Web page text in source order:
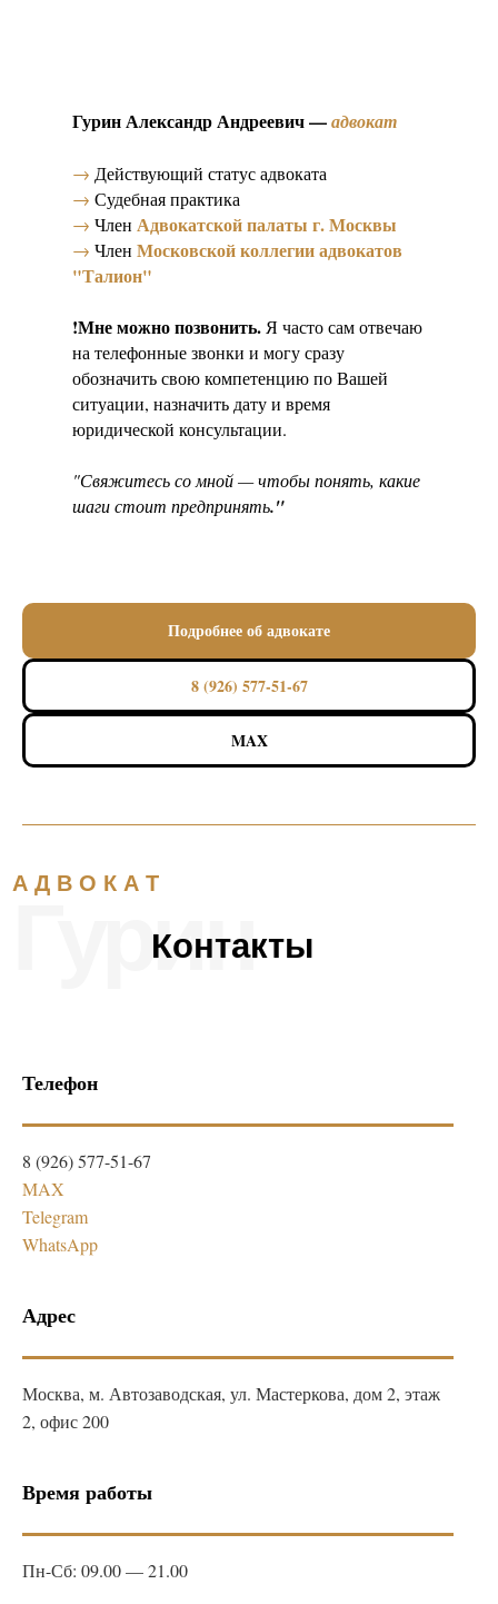
Гурин Александр Андреевич —адвокат
→ Действующий статус адвоката
→ Судебная практика
→ Член Адвокатской палаты г. Москвы
→ Член Московской коллегии адвокатов
"Талион"
!Мне можно позвонить.Я часто сам отвечаю
на телефонные звонки и могу сразу
обозначить свою компетенцию по Вашей
ситуации, назначить дату и время
юридической консультации.
"Свяжитесь со мной — чтобы понять, какие
шаги стоит предпринять."
Подробнее об адвокате
8 (926) 577-51-67
MAX
Телефон
8 (926) 577-51-67
MAX
Telegram
WhatsApp
Адрес
Москва, м. Автозаводская, ул. Мастеркова, дом 2, этаж
2, офис 200
Время работы
Пн-Сб: 09.00 — 21.00